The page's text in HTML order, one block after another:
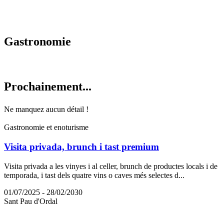
Gastronomie
Prochainement...
Ne manquez aucun détail !
Gastronomie et enoturisme
Visita privada, brunch i tast premium
Visita privada a les vinyes i al celler, brunch de productes locals i de
temporada, i tast dels quatre vins o caves més selectes d...
01/07/2025 - 28/02/2030
Sant Pau d'Ordal